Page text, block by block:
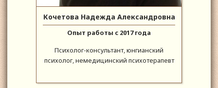
Кочетова Надежда Александровна
Опыт работы с 2017 года
Психолог-консультант, юнгианский
психолог, немедицинский психотерапевт